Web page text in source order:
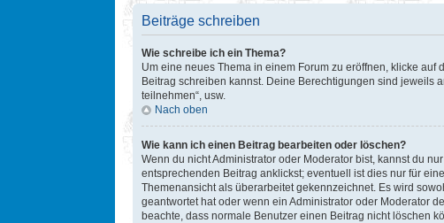
Beiträge schreiben
Wie schreibe ich ein Thema?
Um eine neues Thema in einem Forum zu eröffnen, klicke
Beitrag schreiben kannst. Deine Berechtigungen sind jeweils
teilnehmen“, usw.
Nach oben
Wie kann ich einen Beitrag bearbeiten oder löschen?
Wenn du nicht Administrator oder Moderator bist, kannst du
entsprechenden Beitrag anklickst; eventuell ist dies nur für
Themenansicht als überarbeitet gekennzeichnet. Es wird
geantwortet hat oder wenn ein Administrator oder Moderator
beachte, dass normale Benutzer einen Beitrag nicht löschen